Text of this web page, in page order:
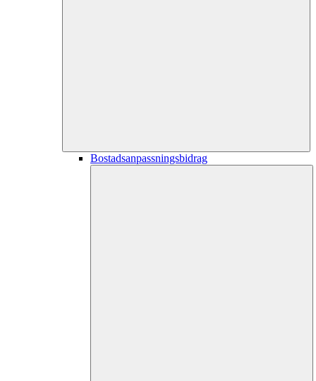
Bostadsanpassningsbidrag